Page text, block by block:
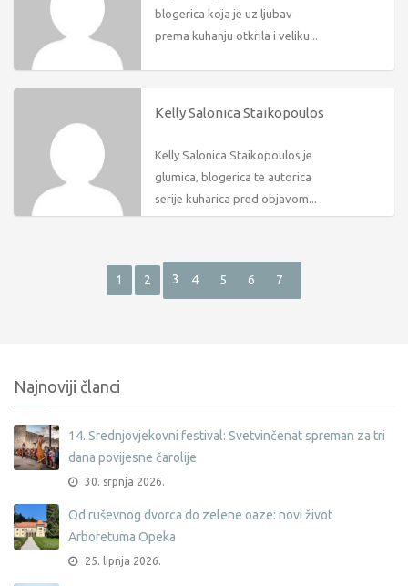
blogerica koja je uz ljubav
prema kuhanju otkrila i veliku...
Kelly Salonica Staikopoulos
Kelly Salonica Staikopoulos je
glumica, blogerica te autorica
serije kuharica pred objavom...
1 2 3 4 5 6 7
Najnoviji članci
14. Srednjovjekovni festival: Svetvinčenat spreman za tri
dana povijesne čarolije
30. srpnja 2026.
Od ruševnog dvorca do zelene oaze: novi život
Arboretuma Opeka
25. lipnja 2026.